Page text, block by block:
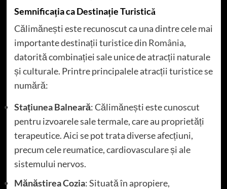
Semnificația ca Destinație Turistică
Călimănești este recunoscut ca una dintre cele mai
importante destinații turistice din România,
datorită combinației sale unice de atracții naturale
și culturale. Printre principalele atracții turistice se
numără:
Stațiunea Balneară: Călimănești este cunoscut
pentru izvoarele sale termale, care au proprietăți
terapeutice. Aici se pot trata diverse afecțiuni,
precum cele reumatice, cardiovasculare și ale
sistemului nervos.
Mănăstirea Cozia: Situată în apropiere,